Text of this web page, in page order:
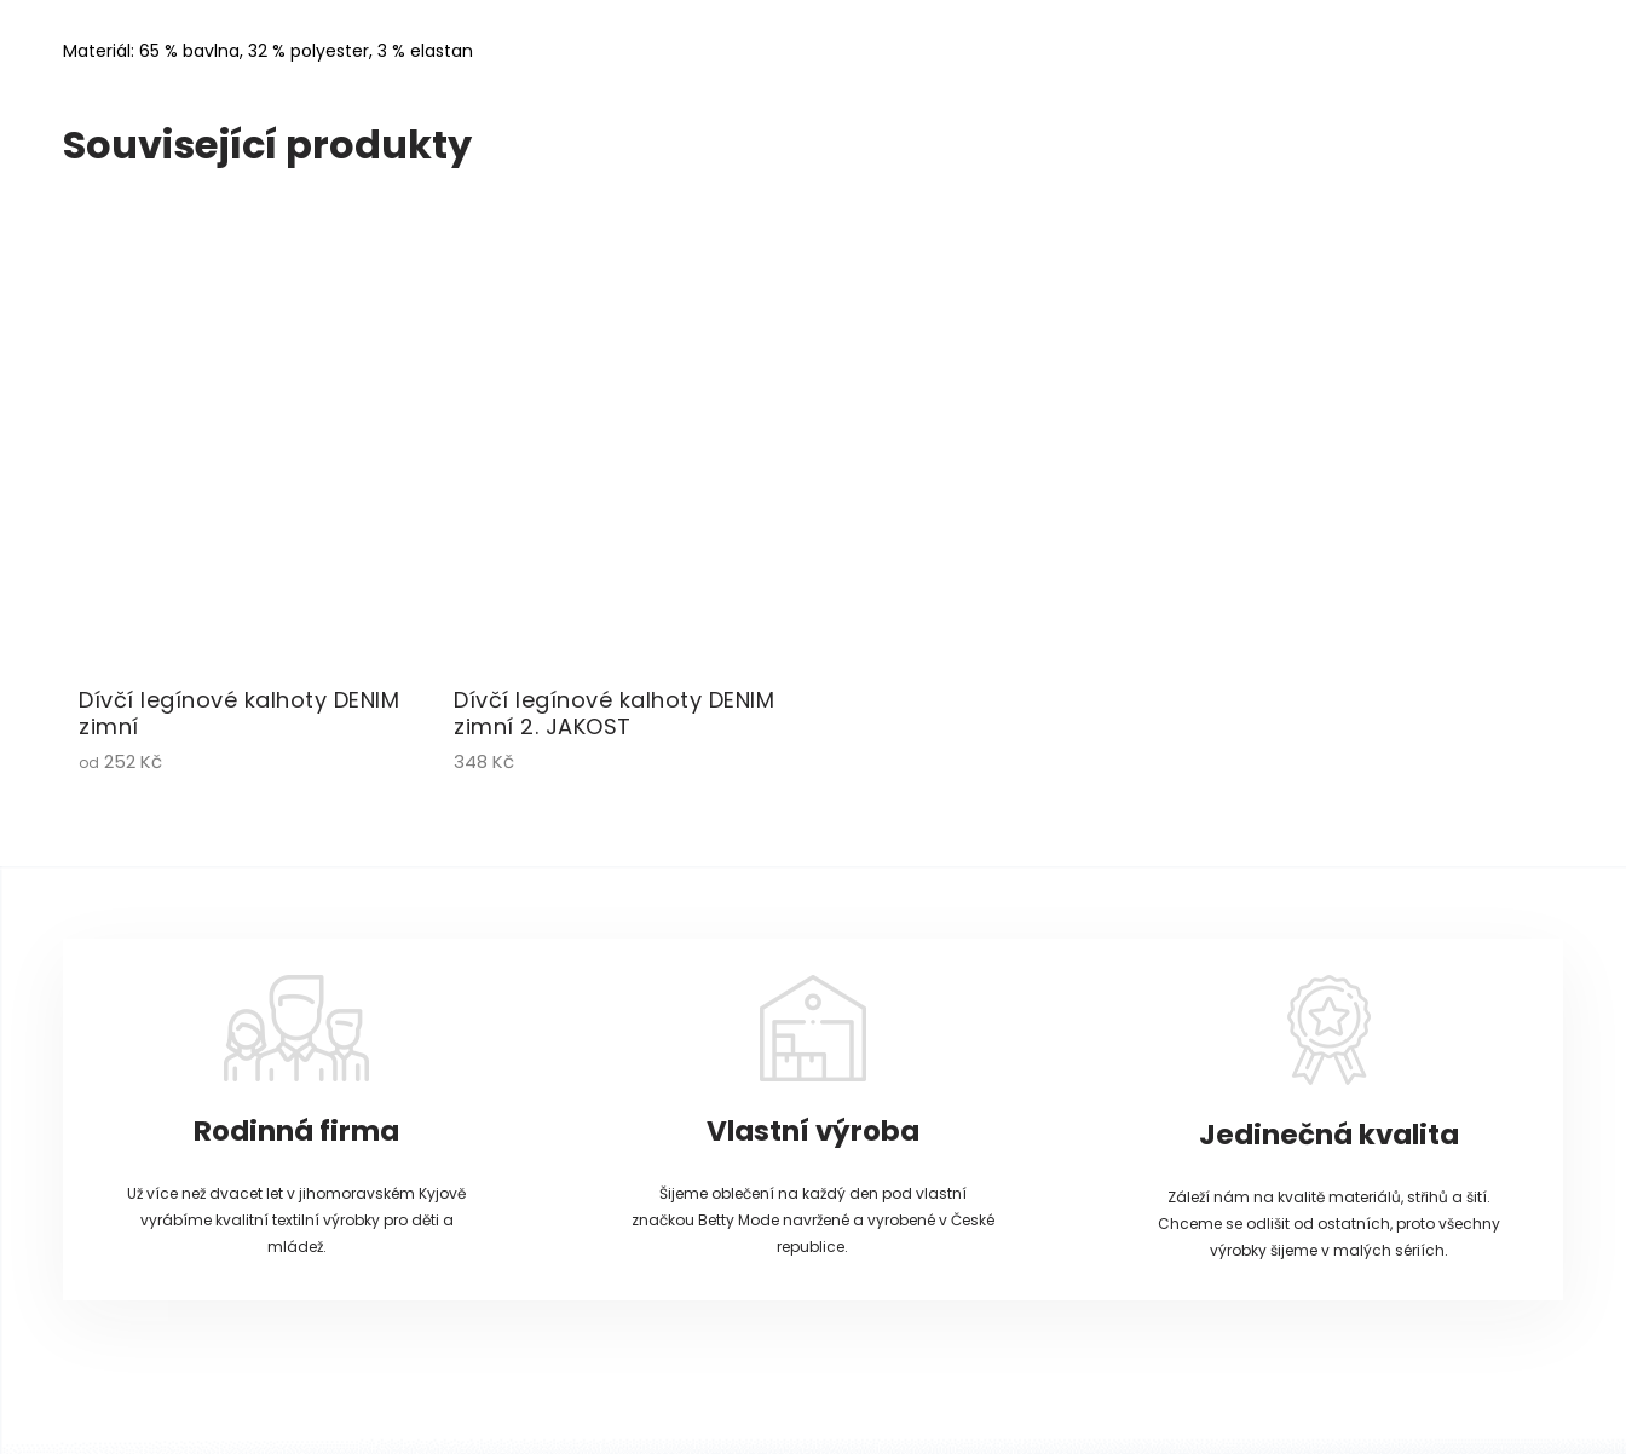
Materiál: 65 % bavlna, 32 % polyester, 3 % elastan
Související produkty
Dívčí legínové kalhoty DENIM
zimní
od 252 Kč
Dívčí legínové kalhoty DENIM
zimní 2. JAKOST
348 Kč
Rodinná firma
Už více než dvacet let v jihomoravském Kyjově
vyrábíme kvalitní textilní výrobky pro děti a
mládež.
Vlastní výroba
Šijeme oblečení na každý den pod vlastní
značkou Betty Mode navržené a vyrobené v České
republice.
Jedinečná kvalita
Záleží nám na kvalitě materiálů, střihů a šití.
Chceme se odlišit od ostatních, proto všechny
výrobky šijeme v malých sériích.